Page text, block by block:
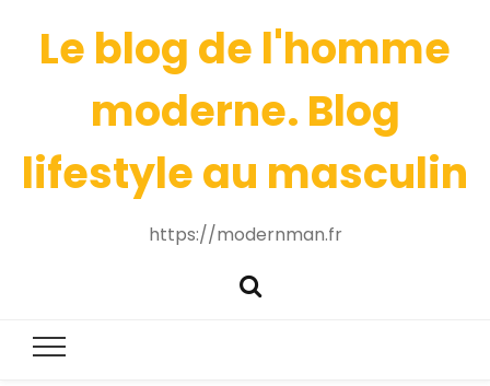
Le blog de l'homme
moderne. Blog
lifestyle au masculin
https://modernman.fr